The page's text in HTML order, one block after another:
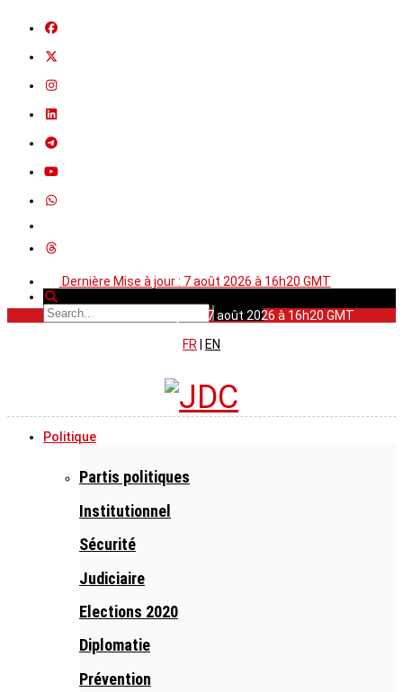
Dernière Mise à jour : 7 août 2026 à 16h20 GMT
Dernière Mise à jour : 7 août 2026 à 16h20 GMT
FR
EN
Politique
Partis politiques
Institutionnel
Sécurité
Judiciaire
Elections 2020
Diplomatie
Prévention